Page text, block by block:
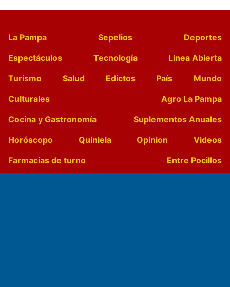
La Pampa Sepelios
Deportes
Espectáculos
Tecnología
Linea Abierta
Turismo
Salud Edictos País
Mundo
Culturales
Agro La Pampa
Cocina y Gastronomía
Suplementos Anuales
Horóscopo
Quiniela Opinion
Videos
Farmacias de turno
Entre Pocillos